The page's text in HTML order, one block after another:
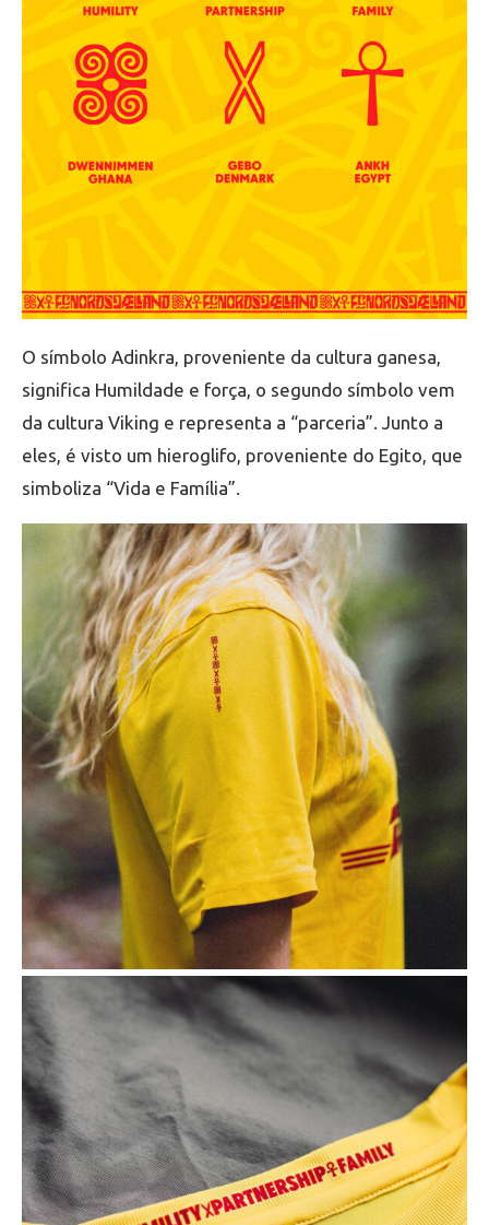
O símbolo Adinkra, proveniente da cultura ganesa,
significa Humildade e força, o segundo símbolo vem
da cultura Viking e representa a “parceria”. Junto a
eles, é visto um hieroglifo, proveniente do Egito, que
simboliza “Vida e Família”.